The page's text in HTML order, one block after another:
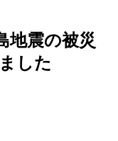
地震の被災
した